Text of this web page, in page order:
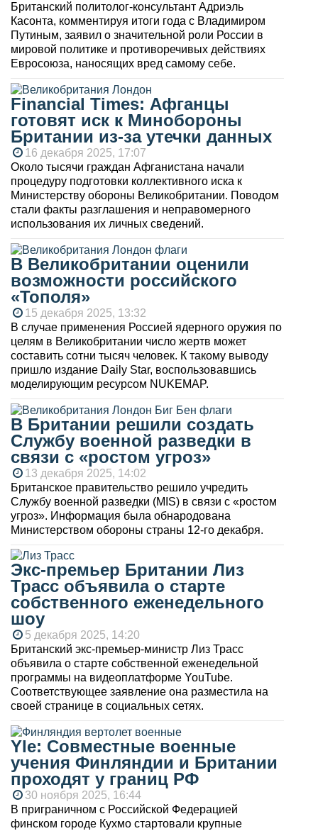
Британский политолог-консультант Адриэль
Касонта, комментируя итоги года с Владимиром
Путиным, заявил о значительной роли России в
мировой политике и противоречивых действиях
Евросоюза, наносящих вред самому себе.
Financial Times: Афганцы
готовят иск к Минобороны
Британии из-за утечки данных
16 декабря 2025, 17:07
Около тысячи граждан Афганистана начали
процедуру подготовки коллективного иска к
Министерству обороны Великобритании. Поводом
стали факты разглашения и неправомерного
использования их личных сведений.
В Великобритании оценили
возможности российского
«Тополя»
15 декабря 2025, 13:32
В случае применения Россией ядерного оружия по
целям в Великобритании число жертв может
составить сотни тысяч человек. К такому выводу
пришло издание Daily Star, воспользовавшись
моделирующим ресурсом NUKEMAP.
В Британии решили создать
Службу военной разведки в
связи с «ростом угроз»
13 декабря 2025, 14:02
Британское правительство решило учредить
Службу военной разведки (MIS) в связи с «ростом
угроз». Информация была обнародована
Министерством обороны страны 12-го декабря.
Экс-премьер Британии Лиз
Трасс объявила о старте
собственного еженедельного
шоу
5 декабря 2025, 14:20
Британский экс-премьер-министр Лиз Трасс
объявила о старте собственной еженедельной
программы на видеоплатформе YouTube.
Соответствующее заявление она разместила на
своей странице в социальных сетях.
Yle: Совместные военные
учения Финляндии и Британии
проходят у границ РФ
30 ноября 2025, 16:44
В приграничном с Российской Федерацией
финском городе Кухмо стартовали крупные